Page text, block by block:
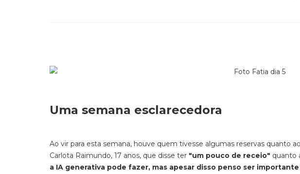
Uma semana esclarecedora
Ao vir para esta semana, houve quem tivesse algumas reservas quanto
Carlota Raimundo, 17 anos, que disse ter "um pouco de receio" quanto
a IA generativa pode fazer, mas apesar disso penso ser